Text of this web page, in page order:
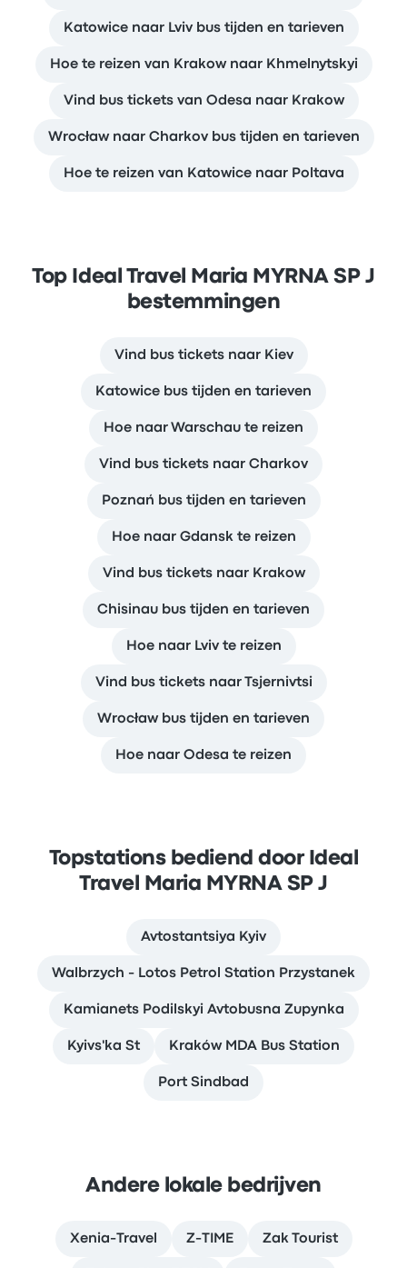
Katowice naar Lviv bus tijden en tarieven
Hoe te reizen van Krakow naar Khmelnytskyi
Vind bus tickets van Odesa naar Krakow
Wrocław naar Charkov bus tijden en tarieven
Hoe te reizen van Katowice naar Poltava
Top Ideal Travel Maria MYRNA SP J
bestemmingen
Vind bus tickets naar Kiev
Katowice bus tijden en tarieven
Hoe naar Warschau te reizen
Vind bus tickets naar Charkov
Poznań bus tijden en tarieven
Hoe naar Gdansk te reizen
Vind bus tickets naar Krakow
Chisinau bus tijden en tarieven
Hoe naar Lviv te reizen
Vind bus tickets naar Tsjernivtsi
Wrocław bus tijden en tarieven
Hoe naar Odesa te reizen
Topstations bediend door Ideal
Travel Maria MYRNA SP J
Avtostantsiya Kyiv
Walbrzych - Lotos Petrol Station Przystanek
Kamianets Podilskyi Avtobusna Zupynka
Kyivs'ka St Kraków MDA Bus Station
Port Sindbad
Andere lokale bedrijven
Xenia-Travel Z-TIME Zak Tourist